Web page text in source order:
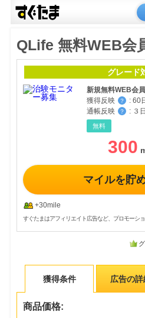
QLife 無料WEB会
グレード
新規無料WEB会
獲得反映
？ : 60
通帳反映
？ : ３
無料
300
マイルを貯
+30mile
すぐたまはアフィリエイト広告など、プロモーシ
獲得条件 広告の詳
商品価格: